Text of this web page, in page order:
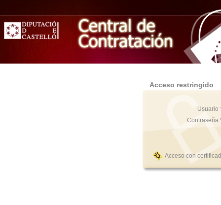
Acceso restringido
Usuario
Contraseña
Acceso con